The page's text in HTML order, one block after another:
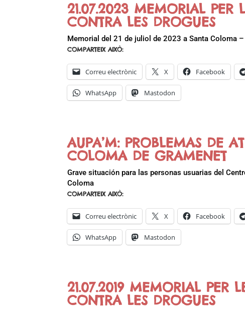
21.07.2023 MEMORIAL PER
CONTRA LES DROGUES
Memorial del 21 de juliol de 2023 a Santa Coloma
COMPARTEIX AIXÒ:
Correu electrònic X Facebook
WhatsApp Mastodon
AUPA’M: PROBLEMAS DE
COLOMA DE GRAMENET
Grave situación para las personas usuarias del
Coloma
COMPARTEIX AIXÒ:
Correu electrònic X Facebook
WhatsApp Mastodon
21.07.2019 MEMORIAL PER
CONTRA LES DROGUES